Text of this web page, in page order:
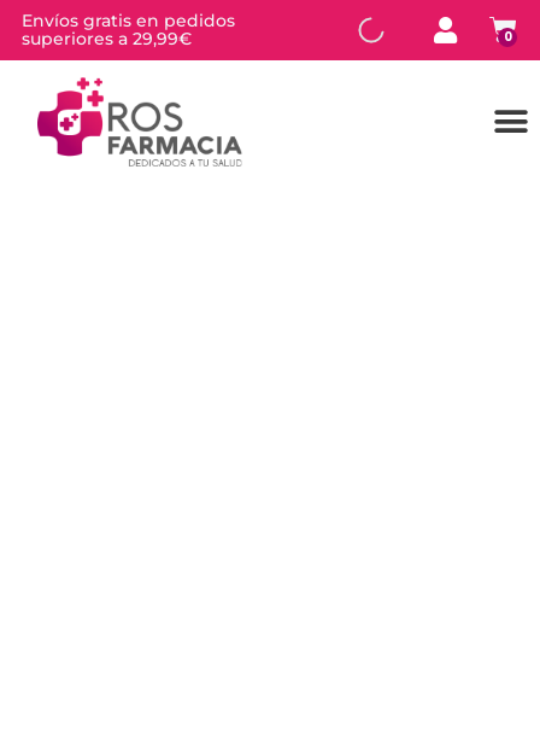
Envíos gratis en pedidos
superiores a 29,99€
0